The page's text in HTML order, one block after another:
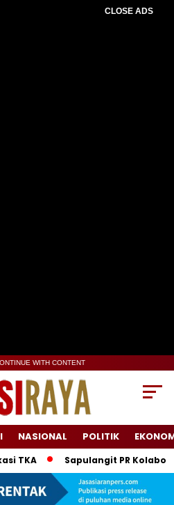
CLOSE ADS
WITH CONTENT
NASIONAL POLITIK
Sapulangit PR Kolaborasi